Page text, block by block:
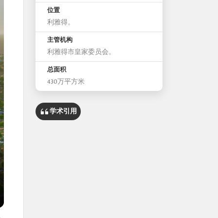
位置
利雅得。
主管机构
利雅得市皇家委员会。
总面积
430万平方米
学术引用